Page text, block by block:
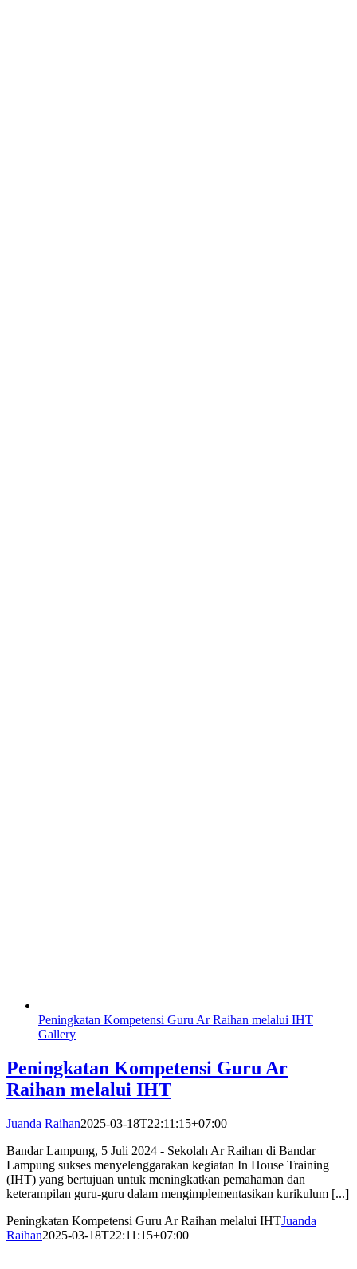
Peningkatan Kompetensi Guru Ar Raihan melalui IHT
Gallery
Peningkatan Kompetensi Guru Ar
Raihan melalui IHT
Juanda Raihan2025-03-18T22:11:15+07:00
Bandar Lampung, 5 Juli 2024 - Sekolah Ar Raihan di Bandar
Lampung sukses menyelenggarakan kegiatan In House Training
(IHT) yang bertujuan untuk meningkatkan pemahaman dan
keterampilan guru-guru dalam mengimplementasikan kurikulum [...]
Peningkatan Kompetensi Guru Ar Raihan melalui IHTJuanda
Raihan2025-03-18T22:11:15+07:00